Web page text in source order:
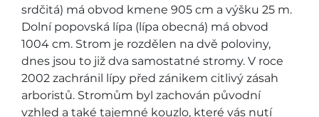
srdčitá) má obvod kmene 905 cm a výšku 25 m.
Dolní popovská lípa (lípa obecná) má obvod
1004 cm. Strom je rozdělen na dvě poloviny,
dnes jsou to již dva samostatné stromy. V roce
2002 zachránil lípy před zánikem citlivý zásah
arboristů. Stromům byl zachován původní
vzhled a také tajemné kouzlo, které vás nutí